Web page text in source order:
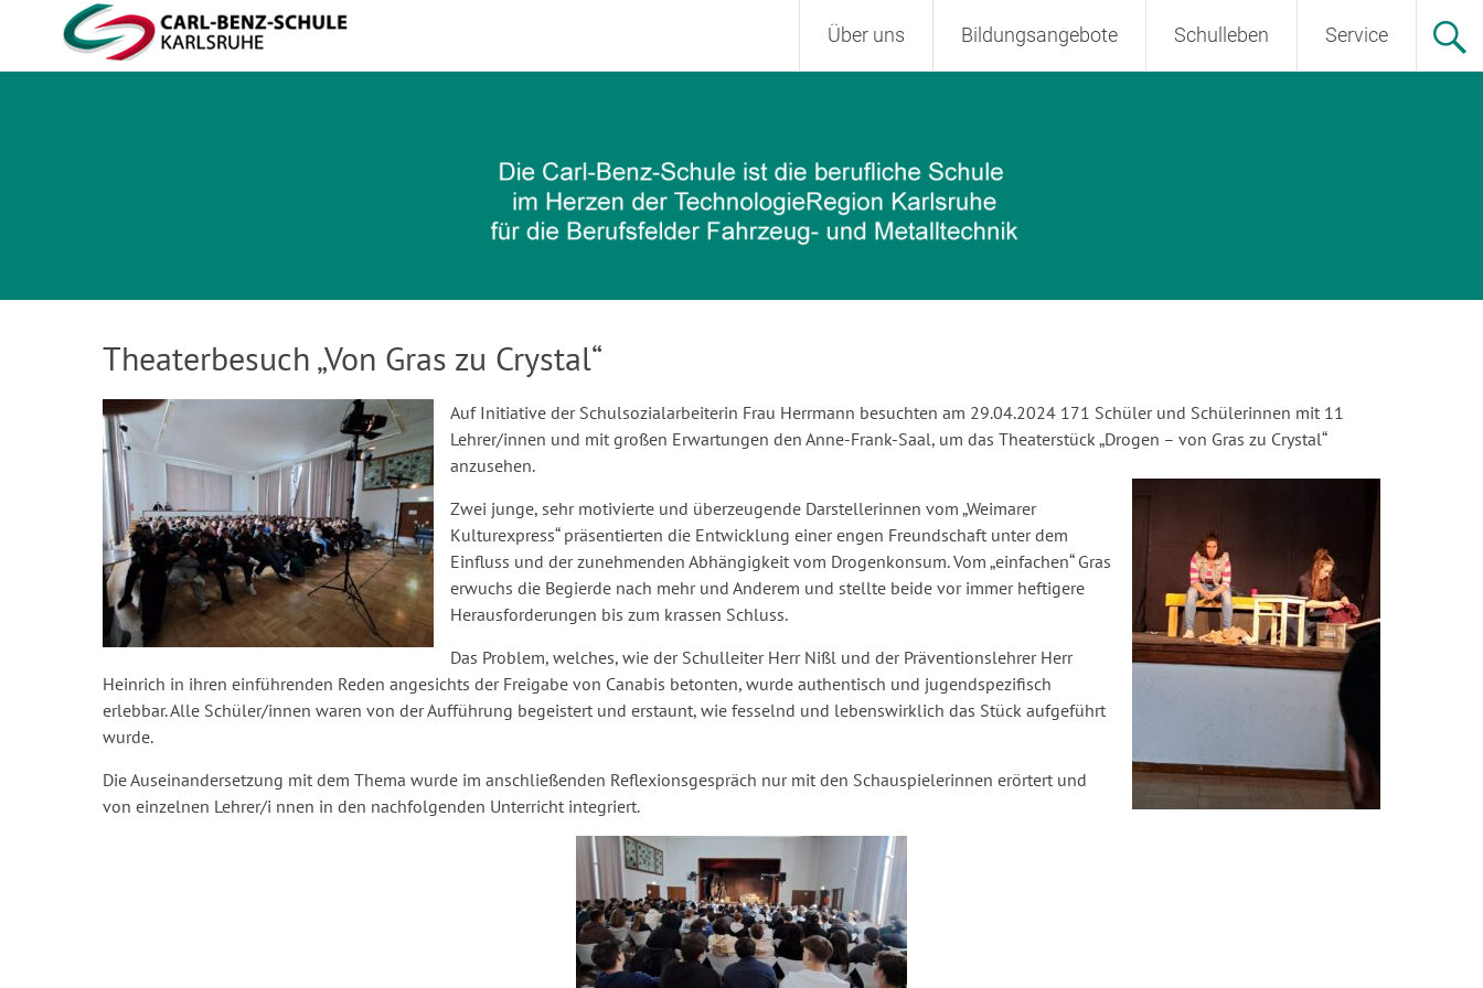
Inhalt
Über uns Bildungsangebote Schulleben Service
Theaterbesuch „Von Gras zu Crystal“
Auf Initiative der Schulsozialarbeiterin Frau Herrmann besuchten am 29.04.2024 171 Schüler und Schülerinnen mit 11
Lehrer/innen und mit großen Erwartungen den Anne-Frank-Saal, um das Theaterstück „Drogen – von Gras zu Crystal“
anzusehen.
Zwei junge, sehr motivierte und überzeugende Darstellerinnen vom „Weimarer
Kulturexpress“ präsentierten die Entwicklung einer engen Freundschaft unter dem
Einfluss und der zunehmenden Abhängigkeit vom Drogenkonsum. Vom „einfachen“ Gras
erwuchs die Begierde nach mehr und Anderem und stellte beide vor immer heftigere
Herausforderungen bis zum krassen Schluss.
Das Problem, welches, wie der Schulleiter Herr Nißl und der Präventionslehrer Herr
Heinrich in ihren einführenden Reden angesichts der Freigabe von Canabis betonten, wurde authentisch und jugendspezifisch
erlebbar. Alle Schüler/innen waren von der Aufführung begeistert und erstaunt, wie fesselnd und lebenswirklich das Stück aufgeführt
wurde.
Die Auseinandersetzung mit dem Thema wurde im anschließenden Reflexionsgespräch nur mit den Schauspielerinnen erörtert und
von einzelnen Lehrer/i nnen in den nachfolgenden Unterricht integriert.